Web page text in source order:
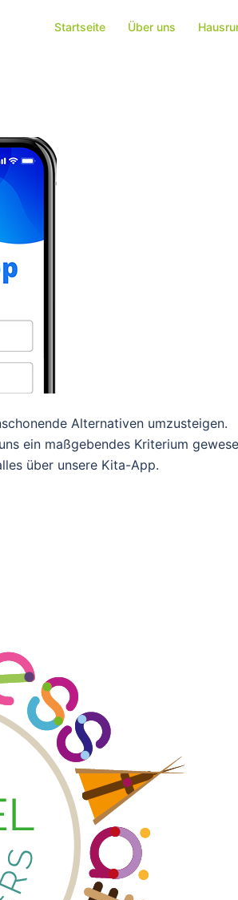
Startseite Über uns
Alternativen umzusteigen.
ein maßgebendes Kriterium
über unsere Kita-App.